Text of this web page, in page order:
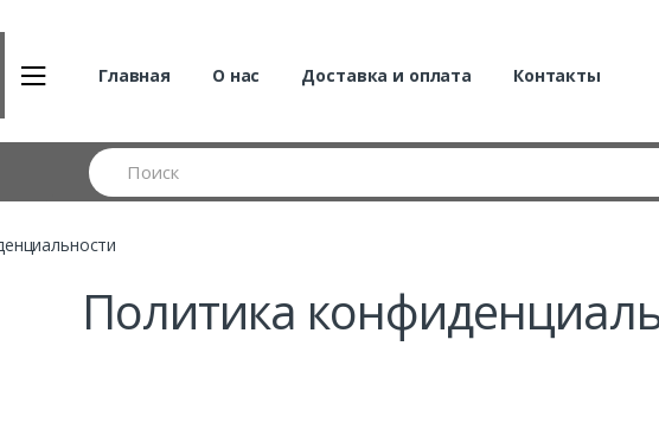
Главная О нас Доставка и оплата Контакты
Search
for:
Политика